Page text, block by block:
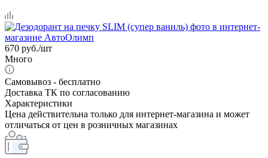
670 руб./шт
Много
Самовывоз - бесплатно
Доставка ТК по согласованию
Характеристики
Цена действительна только для интернет-магазина и может
отличаться от цен в розничных магазинах